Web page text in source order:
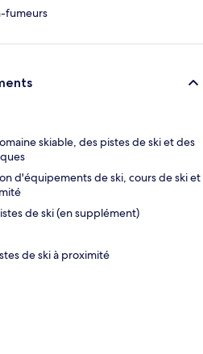
fumeurs
skiable, des pistes de ski et des
d'équipements de ski, cours de ski et
de ski (en supplément)
de ski à proximité